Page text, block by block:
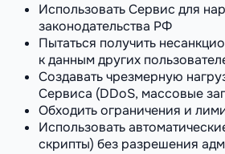
Использовать Сервис для
законодательства РФ
Пытаться получить
к данным других
Создавать чрезмерную
Сервиса (DDoS, массовые
Обходить ограничения и
Использовать
скрипты) без разрешения